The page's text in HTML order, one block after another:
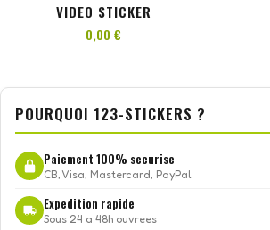
VIDEO STICKER
0,00 €
POURQUOI 123-STICKERS ?
Paiement 100% securise
CB, Visa, Mastercard, PayPal
Expedition rapide
Sous 24 a 48h ouvrees